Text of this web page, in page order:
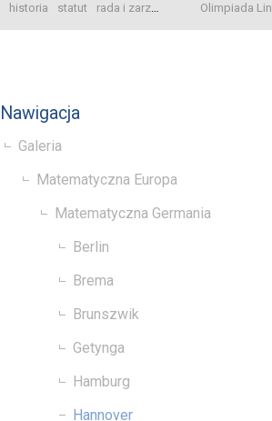
historia statut rada i zarząd dane bankowo-
Nawigacja
Galeria
Matematyczna Europa
Matematyczna Germania
Berlin
Brema
Brunszwik
Getynga
Hamburg
Hannover